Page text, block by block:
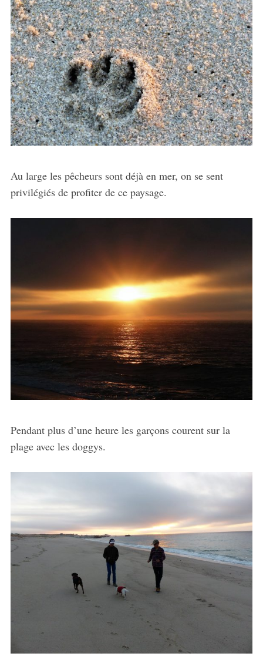
Au large les pêcheurs sont déjà en mer, on se sent
privilégiés de profiter de ce paysage.
Pendant plus d’une heure les garçons courent sur la
plage avec les doggys.